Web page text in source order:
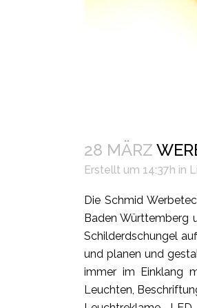
28 MÄRZ
Erstellt um 14:37h in
Die Schmid
Baden Württemberg
Schilderdschungel
und planen und
immer im Einklang
Leuchten,